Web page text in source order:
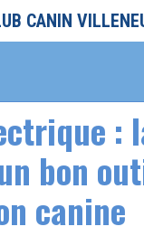
CANIN
:
bon
canine